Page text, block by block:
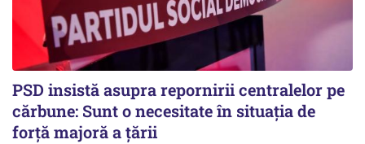
PSD insistă asupra repornirii centralelor pe
cărbune: Sunt o necesitate în situația de
forță majoră a țării